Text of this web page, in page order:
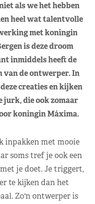
als we het hebben
heel wat talentvolle
met koningin
is deze droom
inmiddels heeft de
van de ontwerper. In
creaties en kijken
jurk, die ook zomaar
koningin Máxima.
inpakken met mooie
soms tref je ook een
je doet. Je triggert,
te kijken dan het
Zo'n ontwerper is